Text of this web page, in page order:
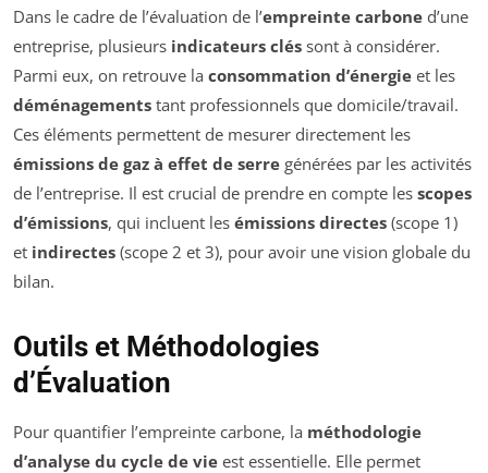
Dans le cadre de l’évaluation de l’empreinte carbone d’une
entreprise, plusieurs indicateurs clés sont à considérer.
Parmi eux, on retrouve la consommation d’énergie et les
déménagements tant professionnels que domicile/travail.
Ces éléments permettent de mesurer directement les
émissions de gaz à effet de serre générées par les activités
de l’entreprise. Il est crucial de prendre en compte les scopes
d’émissions, qui incluent les émissions directes (scope 1)
et indirectes (scope 2 et 3), pour avoir une vision globale du
bilan.
Outils et Méthodologies
d’Évaluation
Pour quantifier l’empreinte carbone, la méthodologie
d’analyse du cycle de vie est essentielle. Elle permet